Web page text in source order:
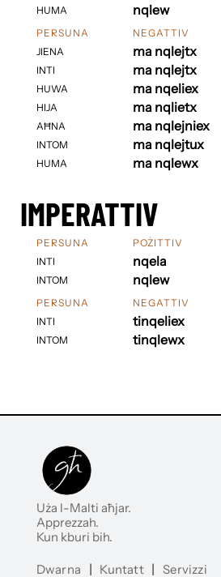
HUMA
nqlew
PERSUNA
JIENA
INTI
HUWA
HIJA
AĦNA
INTOM
HUMA
NEGATTIV
ma nqlejtx
ma nqlejtx
ma nqeliex
ma nqlietx
ma nqlejniex
ma nqlejtux
ma nqlewx
IMPERATTIV
PERSUNA
INTI
INTOM
POŻITTIV
nqela
nqlew
PERSUNA
INTI
INTOM
NEGATTIV
tinqeliex
tinqlewx
Uża l-Malti aħjar.
Apprezzah.
Kun kburi bih.
Dwarna | Kuntatt | Servizzi